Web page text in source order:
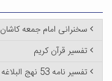
سخنرانی امام جمعه کاشان
تفسیر قرآن کریم
تفسیر نامه 53 نهج البلاغه